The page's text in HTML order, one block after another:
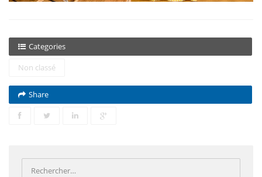
Categories
Non classé
Share